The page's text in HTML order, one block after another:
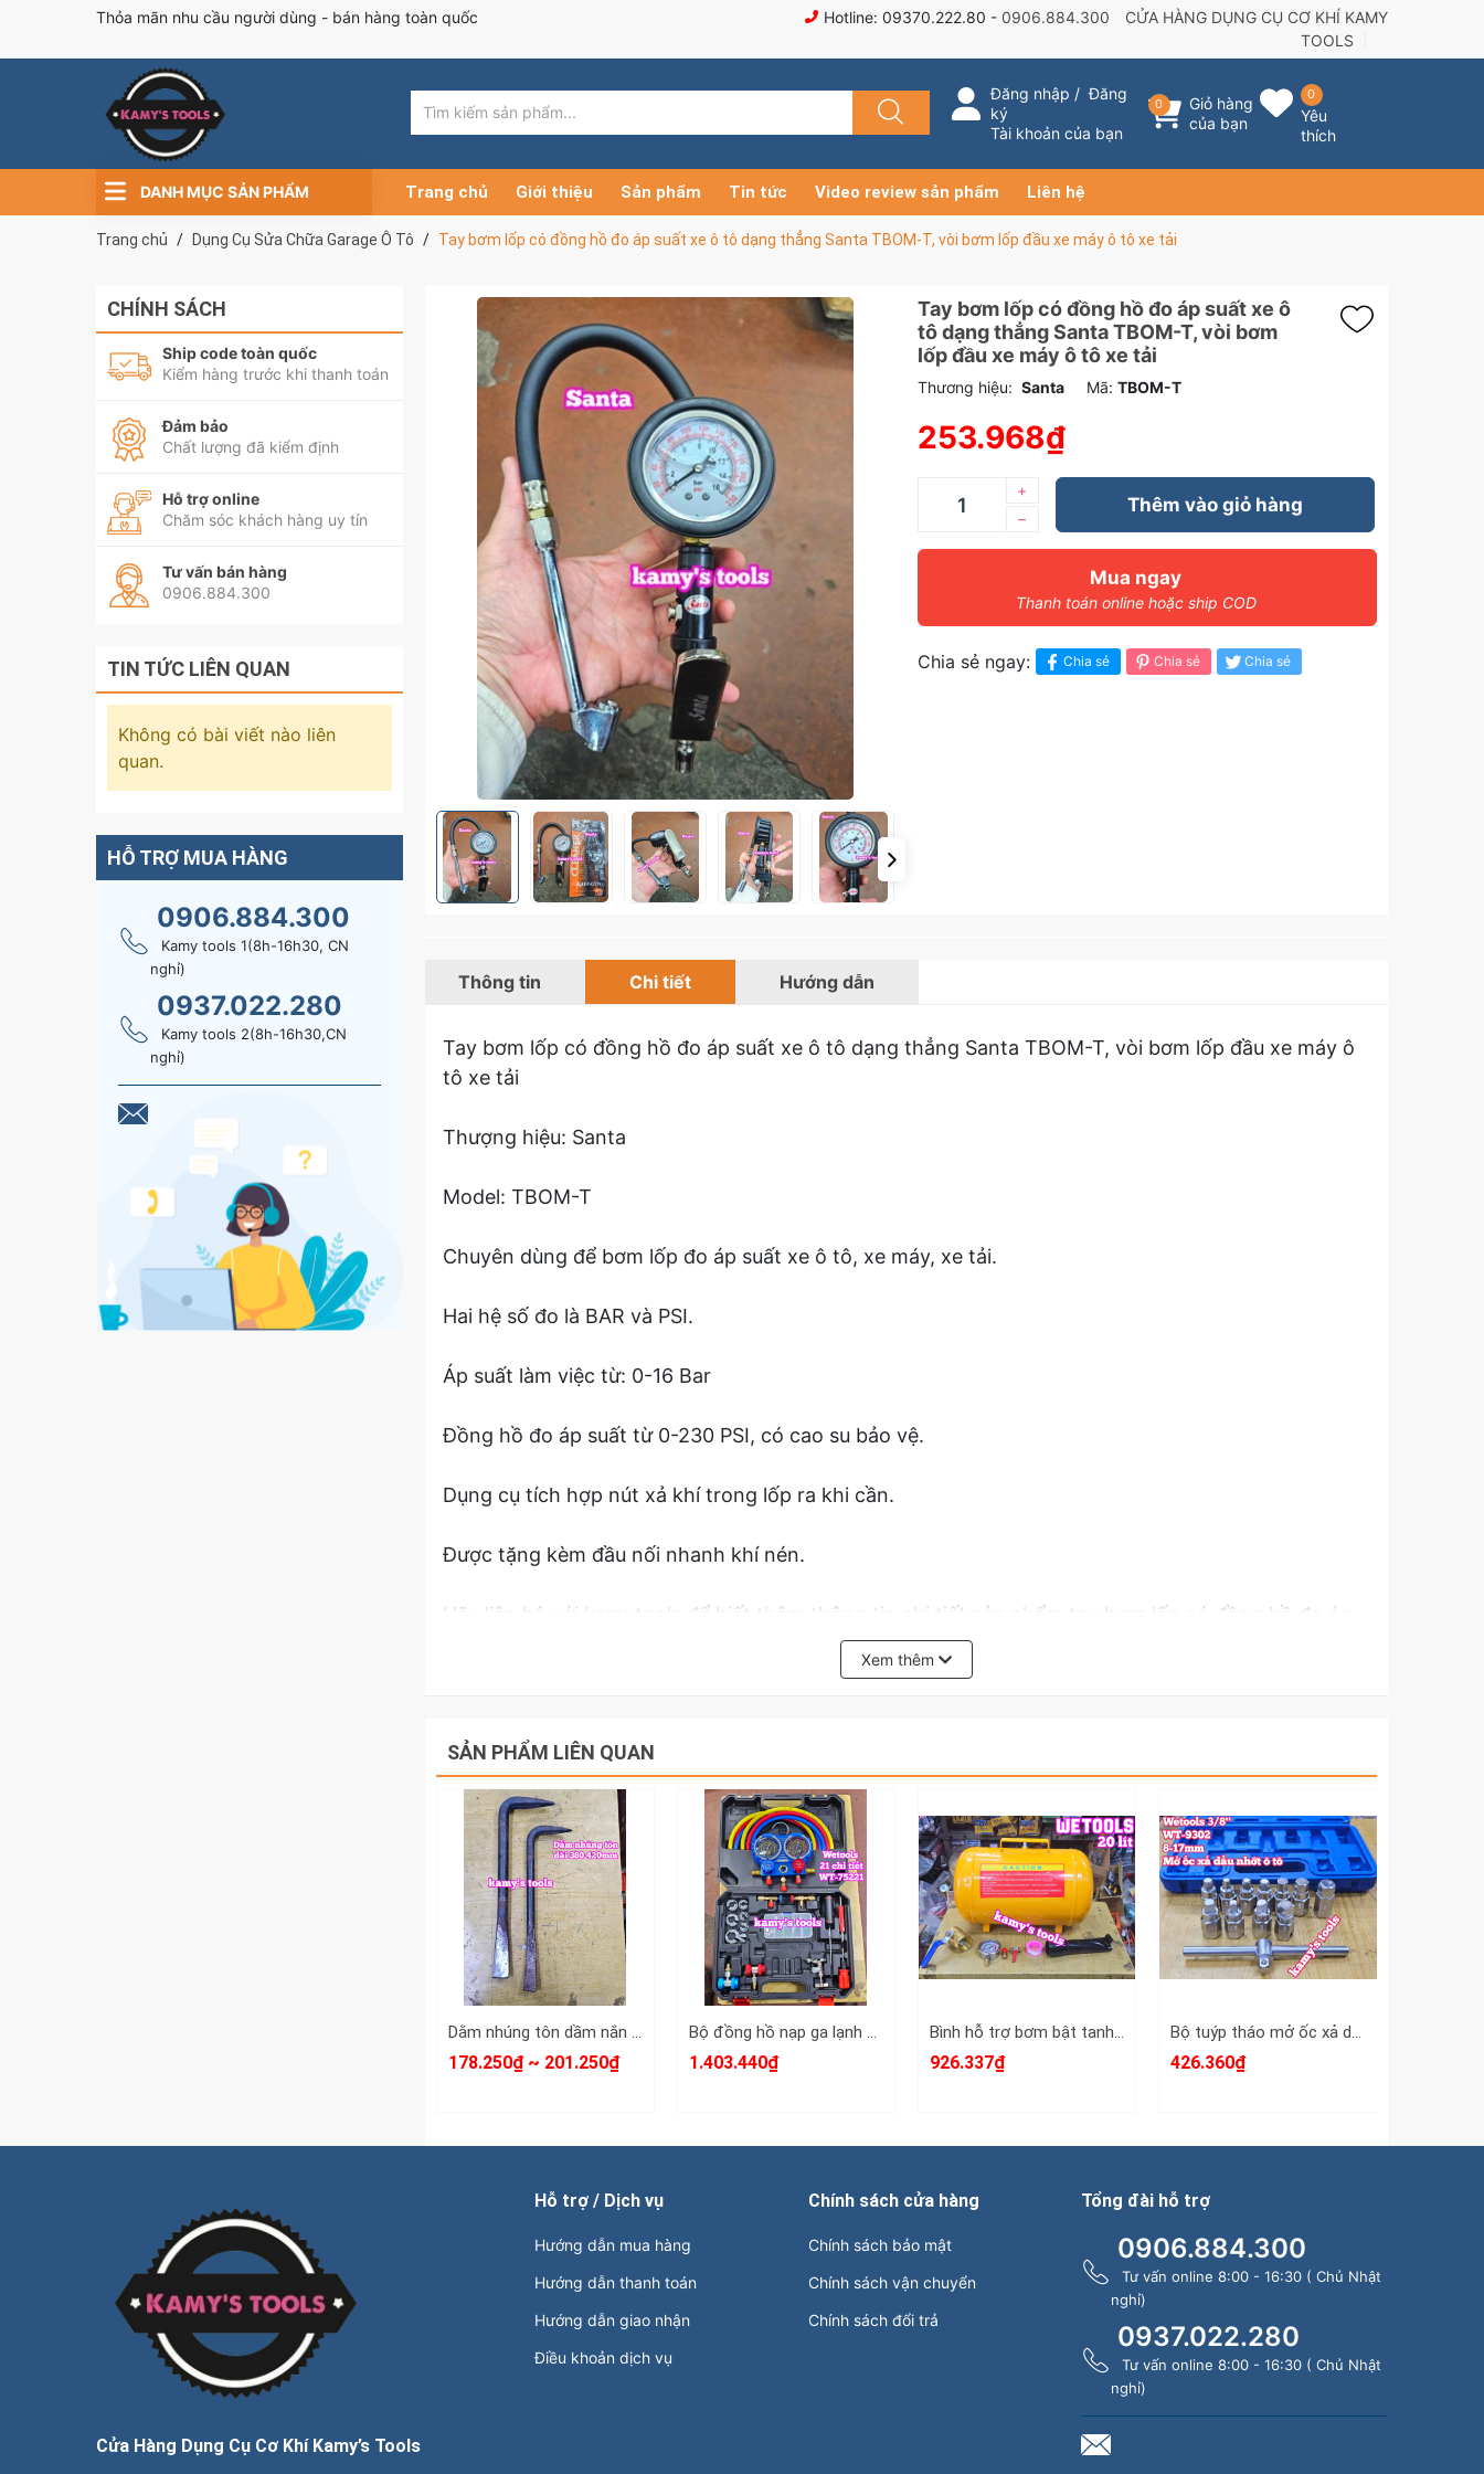
Thỏa mãn nhu cầu người dùng - bán hàng toàn quốc Hotline: 09370.222.80 - 0906.884.300
CỬA HÀNG DỤNG CỤ CƠ KHÍ KAMY
TOOLS
Đăng nhập /Đăng
ký
Tài khoản của bạn
0
Giỏ hàng
của bạn
0
Yêu
thích
DANH MỤC SẢN PHẨM Trang chủ Giới thiệu Sản phẩm Tin tức Video review sản phẩm Liên hệ
Trang chủ Dụng Cụ Sửa Chữa Garage Ô Tô Tay bơm lốp có đồng hồ đo áp suất xe ô tô dạng thẳng Santa TBOM-T, vòi bơm lốp đầu xe máy ô tô xe tải
Tay bơm lốp có đồng hồ đo áp suất xe ô
tô dạng thẳng Santa TBOM-T, vòi bơm
lốp đầu xe máy ô tô xe tải
Thương hiệu: Santa Mã: TBOM-T
253.968₫
–
+
Thêm vào giỏ hàng
Mua ngay
Thanh toán online hoặc ship COD
Chia sẻ ngay: Chia sẻ Chia sẻ Chia sẻ
Thông tin Chi tiết Hướng dẫn
Tay bơm lốp có đồng hồ đo áp suất xe ô tô dạng thẳng Santa TBOM-T, vòi bơm lốp đầu xe máy ô
tô xe tải
Thượng hiệu: Santa
Model: TBOM-T
Chuyên dùng để bơm lốp đo áp suất xe ô tô, xe máy, xe tải.
Hai hệ số đo là BAR và PSI.
Áp suất làm việc từ: 0-16 Bar
Đồng hồ đo áp suất từ 0-230 PSI, có cao su bảo vệ.
Dụng cụ tích hợp nút xả khí trong lốp ra khi cần.
Được tặng kèm đầu nối nhanh khí nén.
Hãy liên hệ với kamytools để biết thêm thông tin chi tiết sản phẩm tay bơm lốp có đồng hồ đo áp
suất xe ô tô dạng thẳng Santa TBOM-T, vòi bơm lốp đầu xe máy ô tô xe tải.
Xem thêm
SẢN PHẨM LIÊN QUAN
Dằm nhúng tôn dầm nắn tôn xà beng mỏ vịt sửa chữa tạo hình ô tô dài 380mm 420mm Kamytools KMT-33501 KMT-33502
178.250₫ ~ 201.250₫
Bộ đồng hồ nạp ga lạnh điều hòa ô tô R134A R410A R22 R404A Wetools 21 chi tiết WT-75221
1.403.440₫
Bình hỗ trợ bơm bật tanh lốp hỗ trợ bơm lốp không săm ô tô 20 lít Wetools WT-152220
926.337₫
Bộ tuýp tháo mở ốc xả dầu nhớt ô tô 12 chi tiết 8-17mm Wetools 3/8 inch WT-9302
426.360₫
CHÍNH SÁCH
Ship code toàn quốc
Kiểm hàng trước khi thanh toán
Đảm bảo
Chất lượng đã kiểm định
Hỗ trợ online
Chăm sóc khách hàng uy tín
Tư vấn bán hàng
0906.884.300
TIN TỨC LIÊN QUAN
Không có bài viết nào liên
quan.
HỖ TRỢ MUA HÀNG
0906.884.300
Kamy tools 1(8h-16h30, CN
nghỉ)
0937.022.280
Kamy tools 2(8h-16h30,CN
nghỉ)
Cửa Hàng Dụng Cụ Cơ Khí Kamy’s Tools
Hỗ trợ / Dịch vụ
Hướng dẫn mua hàng
Hướng dẫn thanh toán
Hướng dẫn giao nhận
Điều khoản dịch vụ
Chính sách cửa hàng
Chính sách bảo mật
Chính sách vận chuyển
Chính sách đổi trả
Tổng đài hỗ trợ
0906.884.300
Tư vấn online 8:00 - 16:30 ( Chủ Nhật
nghỉ)
0937.022.280
Tư vấn online 8:00 - 16:30 ( Chủ Nhật
nghỉ)